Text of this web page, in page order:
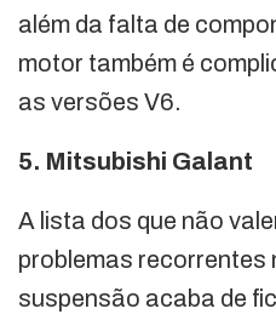
além da falta de
motor também é
as versões V6.
5. Mitsubishi Galant
A lista dos que não
problemas recorrentes
suspensão acaba de